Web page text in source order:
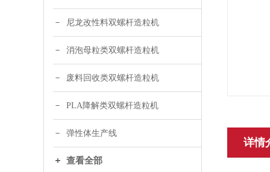
尼龙改性料双螺杆造粒机
消泡母粒类双螺杆造粒机
废料回收类双螺杆造粒机
PLA降解类双螺杆造粒机
弹性体生产线
查看全部
详情